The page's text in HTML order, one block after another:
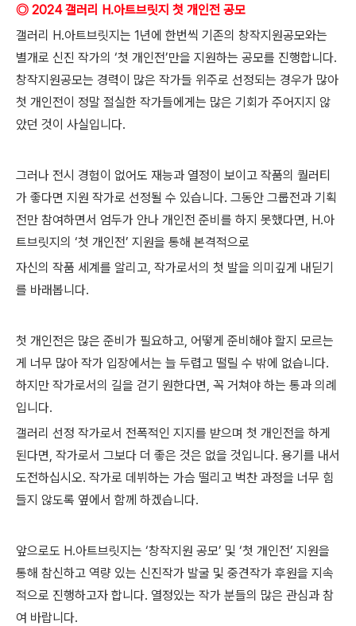
◎ 2024 갤러리 H.아트브릿지 첫 개인전 공모
갤러리 H.아트브릿지는 1년에 한번씩 기존의 창작지원공모와는
별개로 신진 작가의 ‘첫 개인전’만을 지원하는 공모를 진행합니다.
창작지원공모는 경력이 많은 작가들 위주로 선정되는 경우가 많아
첫 개인전이 정말 절실한 작가들에게는 많은 기회가 주어지지 않
았던 것이 사실입니다.
그러나 전시 경험이 없어도 재능과 열정이 보이고 작품의 퀄러티
가 좋다면 지원 작가로 선정될 수 있습니다. 그동안 그룹전과 기획
전만 참여하면서 엄두가 안나 개인전 준비를 하지 못했다면, H.아
트브릿지의 ‘첫 개인전’ 지원을 통해 본격적으로
자신의 작품 세계를 알리고, 작가로서의 첫 발을 의미깊게 내딛기
를 바래봅니다.
첫 개인전은 많은 준비가 필요하고, 어떻게 준비해야 할지 모르는
게 너무 많아 작가 입장에서는 늘 두렵고 떨릴 수 밖에 없습니다.
하지만 작가로서의 길을 걷기 원한다면, 꼭 거쳐야 하는 통과 의례
입니다.
갤러리 선정 작가로서 전폭적인 지지를 받으며 첫 개인전을 하게
된다면, 작가로서 그보다 더 좋은 것은 없을 것입니다. 용기를 내서
도전하십시오. 작가로 데뷔하는 가슴 떨리고 벅찬 과정을 너무 힘
들지 않도록 옆에서 함께 하겠습니다.
앞으로도 H.아트브릿지는 ‘창작지원 공모’ 및 ‘첫 개인전’ 지원을
통해 참신하고 역량 있는 신진작가 발굴 및 중견작가 후원을 지속
적으로 진행하고자 합니다. 열정있는 작가 분들의 많은 관심과 참
여 바랍니다.